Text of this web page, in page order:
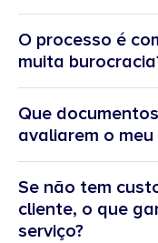
O processo é
muita
Que
avaliarem o meu
Se não tem
cliente, o que
serviço?